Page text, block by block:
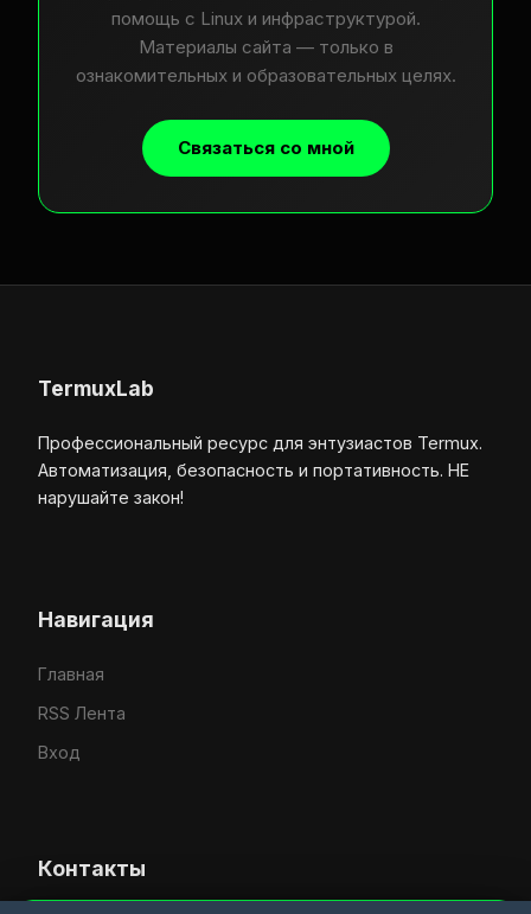
помощь с Linux и инфраструктурой.
Материалы сайта — только в
ознакомительных и образовательных целях.
Связаться со мной
TermuxLab
Профессиональный ресурс для энтузиастов Termux.
Автоматизация, безопасность и портативность. НЕ
нарушайте закон!
Навигация
Главная
RSS Лента
Вход
Контакты